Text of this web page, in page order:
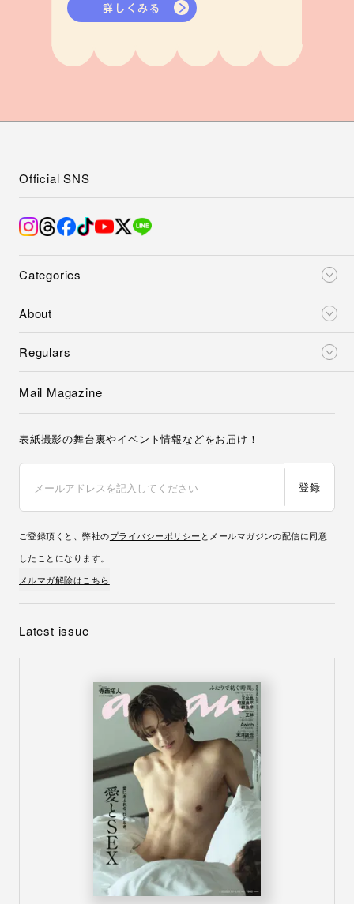
詳しくみる
Categories
About
Regulars
Official SNS
Mail Magazine
表紙撮影の舞台裏やイベント情報などをお届け！
登録
ご登録頂くと、弊社のプライバシーポリシー とメールマガジンの配信に同意
したことになります。
メルマガ解除はこちら
Latest issue